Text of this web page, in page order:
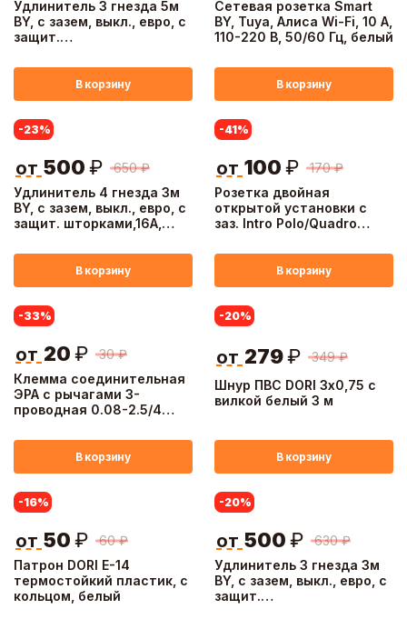
Удлинитель 3 гнезда 5м
BY, с зазем, выкл., евро, с
защит.
В корзину
Сетевая розетка Smart
BY, Tuya, Алиса Wi-Fi, 10 А,
110-220 В, 50/60 Гц, белый
В корзину
Удлинитель 4 гнезда 3м
BY, с зазем, выкл., евро, с
защит. шторками,16A,
-23%
650 ₽
от 500 ₽
В корзину
Розетка двойная
открытой установки с
заз. Intro Polo/Quadro
IP20, белая
-41%
170 ₽
от 100 ₽
В корзину
Клемма соединительная
ЭРА с рычагами 3-
проводная 0.08-2.5/4
-33%
30 ₽
от 20 ₽
В корзину
Шнур ПВС DORI 3х0,75 с
вилкой белый 3 м
-20%
349 ₽
от 279₽
В корзину
Патрон DORI Е-14
термостойкий пластик, с
кольцом, белый
-16%
60 ₽
от 50 ₽
Удлинитель 3 гнезда 3м
BY, с зазем, выкл., евро, с
защит.
-20%
630 ₽
от 500 ₽